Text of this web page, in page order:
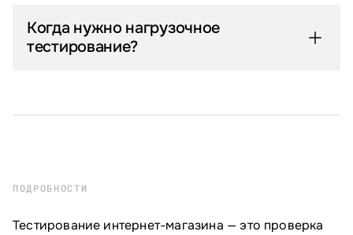
Когда нужно нагрузочное
тестирование?
ПОДРОБНОСТИ
Тестирование интернет-магазина — это проверка